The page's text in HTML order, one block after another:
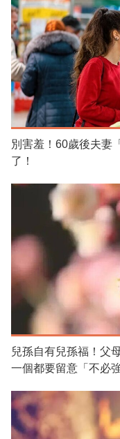
別害羞！60歲後夫妻
了！
兒孫自有兒孫福！父
一個都要留意「不必強